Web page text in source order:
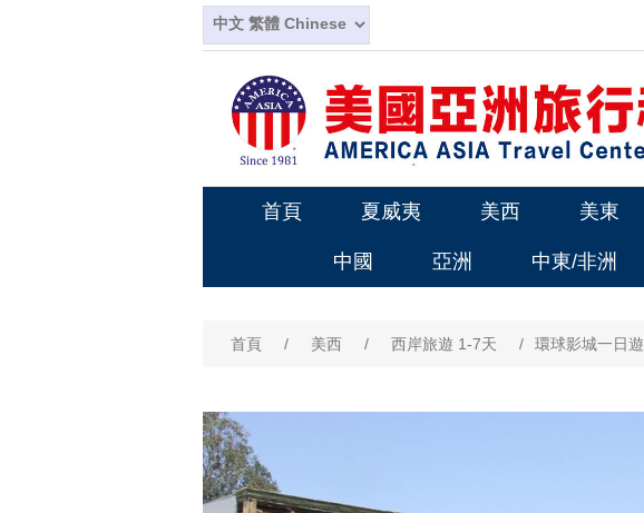
首頁 夏威夷 美西 美東
中國 亞洲 中東/非洲
首頁 / 美西 / 西岸旅遊 1-7天 / 環球影城一日遊